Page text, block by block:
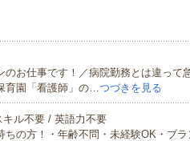
お仕事です！／病院勤務とは違って
育園「看護師」の…つづきを見る
ル不要 / 英語力不要
ちの方！・年齢不問・未経験OK・ブ